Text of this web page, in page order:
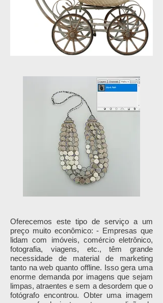
Oferecemos este tipo de serviço a um
preço muito econômico: - Empresas que
lidam com imóveis, comércio eletrônico,
fotografia, viagens, etc., têm grande
necessidade de material de marketing
tanto na web quanto offline. Isso gera uma
enorme demanda por imagens que sejam
limpas, atraentes e sem a desordem que o
fotógrafo encontrou. Obter uma imagem